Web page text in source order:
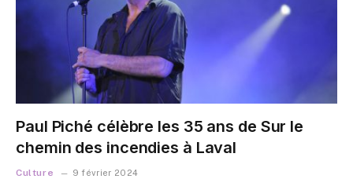
Paul Piché célèbre les 35 ans de Sur le
chemin des incendies à Laval
Culture 9 février 2024